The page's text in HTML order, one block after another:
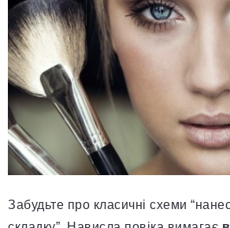
Забудьте про класичні схеми